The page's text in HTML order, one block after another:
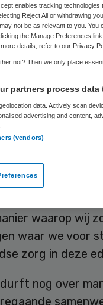
Broersma
waarop wij
waar we voor
zorg in deze
durft nog over
enables tracking
Reject All or withdrawing
not be as relevant to you.
the Manage Preferences
details, refer to our Privacy
not? Then we only place
partners process data
data. Actively scan
advertising and content,
(vendors)